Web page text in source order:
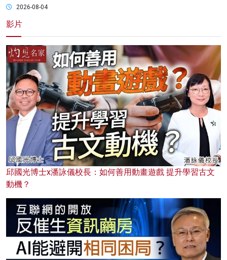
2026-08-04
影片
邱國光博士x潘詠儀校長：如何善用動畫遊戲 提升學習古文
動機？